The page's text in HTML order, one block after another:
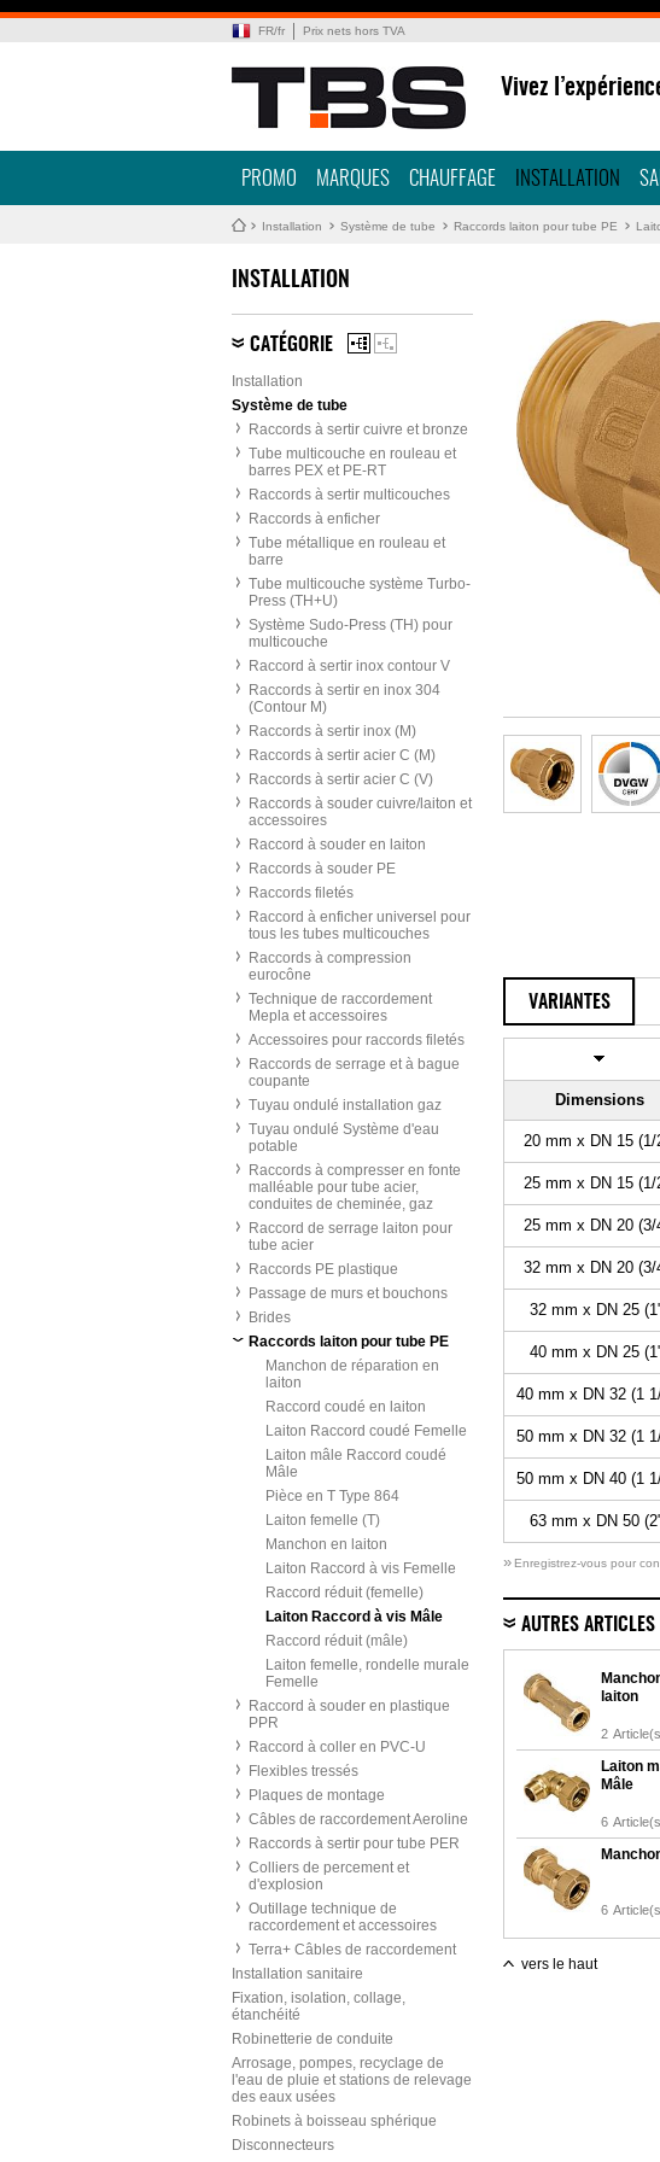
FR/fr Prix nets hors TVA
Vivez
PROMO MARQUES CHAUFFAGE INSTALLATION
Installation Système de tube Raccords laiton pour tube PE
INSTALLATION
CATÉGORIE
Installation
Système de tube
Raccords à sertir cuivre et bronze
Tube multicouche en rouleau et
barres PEX et PE-RT
Raccords à sertir multicouches
Raccords à enficher
Tube métallique en rouleau et
barre
Tube multicouche système Turbo-
Press (TH+U)
Système Sudo-Press (TH) pour
multicouche
Raccord à sertir inox contour V
Raccords à sertir en inox 304
(Contour M)
Raccords à sertir inox (M)
Raccords à sertir acier C (M)
Raccords à sertir acier C (V)
Raccords à souder cuivre/laiton et
accessoires
Raccord à souder en laiton
Raccords à souder PE
Raccords filetés
Raccord à enficher universel pour
tous les tubes multicouches
Raccords à compression
eurocône
Technique de raccordement
Mepla et accessoires
Accessoires pour raccords filetés
Raccords de serrage et à bague
coupante
Tuyau ondulé installation gaz
Tuyau ondulé Système d'eau
potable
Raccords à compresser en fonte
malléable pour tube acier,
conduites de cheminée, gaz
Raccord de serrage laiton pour
tube acier
Raccords PE plastique
Passage de murs et bouchons
Brides
Raccords laiton pour tube PE
Manchon de réparation en
laiton
Raccord coudé en laiton
Laiton Raccord coudé Femelle
Laiton mâle Raccord coudé
Mâle
Pièce en T Type 864
Laiton femelle (T)
Manchon en laiton
Laiton Raccord à vis Femelle
Raccord réduit (femelle)
Laiton Raccord à vis Mâle
Raccord réduit (mâle)
Laiton femelle, rondelle murale
Femelle
Raccord à souder en plastique
PPR
Raccord à coller en PVC-U
Flexibles tressés
Plaques de montage
Câbles de raccordement Aeroline
Raccords à sertir pour tube PER
Colliers de percement et
d'explosion
Outillage technique de
raccordement et accessoires
Terra+ Câbles de raccordement
Installation sanitaire
Fixation, isolation, collage,
étanchéité
Robinetterie de conduite
Arrosage, pompes, recyclage de
l'eau de pluie et stations de relevage
des eaux usées
Robinets à boisseau sphérique
Disconnecteurs
VARIANTES
Dimensions
20 mm x DN 15 (1/
25 mm x DN 15 (1/
25 mm x DN 20 (3/
32 mm x DN 20 (3/
32 mm x DN 25
40 mm x DN 25
40 mm x DN 32 (1
50 mm x DN 32 (1
50 mm x DN 40 (1
63 mm x DN 50
» Enregistrez-vous pour
AUTRES ARTICLES
laiton
2
Laiton
Mâle
6
6
vers le haut